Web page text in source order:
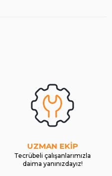
UZMAN EKİP
Tecrübeli çalışanlarımızla
daima yanınızdayız!